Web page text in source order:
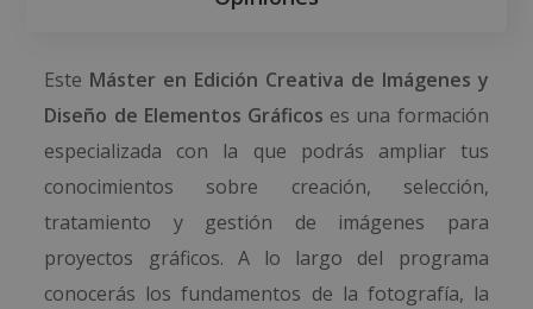
Este Máster en Edición Creativa de Imágenes y
Diseño de Elementos Gráficos es una formación
especializada con la que podrás ampliar tus
conocimientos sobre creación, selección,
tratamiento y gestión de imágenes para
proyectos gráficos. A lo largo del programa
conocerás los fundamentos de la fotografía, la